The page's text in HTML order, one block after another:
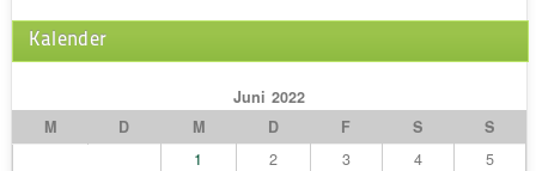
Kalender
Juni 2022
M
D M D F S
S
1
2 3 4
5